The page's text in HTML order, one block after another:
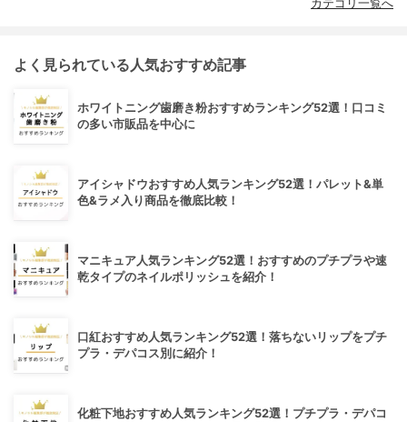
カテゴリ一覧へ
よく見られている人気おすすめ記事
ホワイトニング歯磨き粉おすすめランキング52選！口コミ
の多い市販品を中心に
アイシャドウおすすめ人気ランキング52選！パレット&単
色&ラメ入り商品を徹底比較！
マニキュア人気ランキング52選！おすすめのプチプラや速
乾タイプのネイルポリッシュを紹介！
口紅おすすめ人気ランキング52選！落ちないリップをプチ
プラ・デパコス別に紹介！
化粧下地おすすめ人気ランキング52選！プチプラ・デパコ